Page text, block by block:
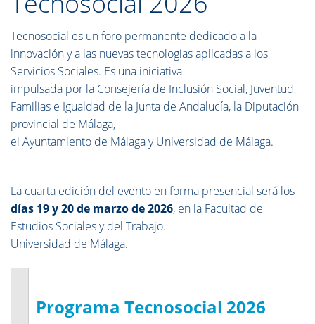
Tecnosocial es un foro permanente dedicado a la
innovación y a las nuevas tecnologías aplicadas a los
Servicios Sociales. Es una iniciativa
impulsada por la Consejería de Inclusión Social, Juventud,
Familias e Igualdad de la Junta de Andalucía, la Diputación
provincial de Málaga,
el Ayuntamiento de Málaga y Universidad de Málaga.
La cuarta edición del evento en forma presencial será los
días 19 y 20 de marzo de 2026, en la Facultad de
Estudios Sociales y del Trabajo.
Universidad de Málaga.
Programa Tecnosocial 2026